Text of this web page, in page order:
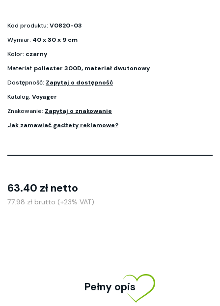
Kod produktu: V0820-03
Wymiar: 40 x 30 x 9 cm
Kolor: czarny
Materiał: poliester 300D, materiał dwutonowy
Dostępność: Zapytaj o dostępność
Katalog: Voyager
Znakowanie: Zapytaj o znakowanie
Jak zamawiać gadżety reklamowe?
63.40 zł netto
77.98 zł brutto (+23% VAT)
Pełny opis